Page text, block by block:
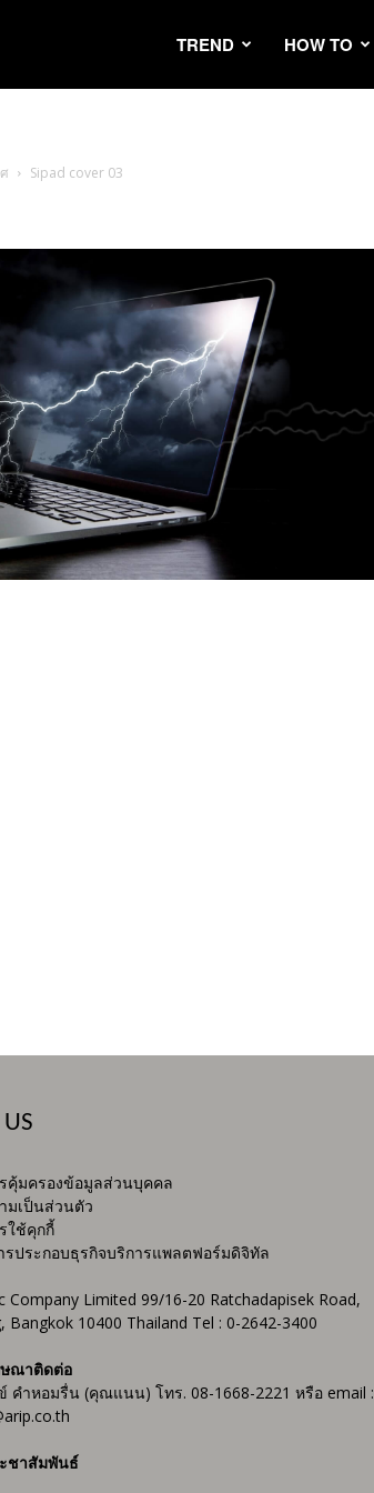
TREND HOW TO
Sipad cover 03
คุ้มครองข้อมูลส่วนบุคคล
มเป็นส่วนตัว
ใช้คุกกี้
รประกอบธุรกิจบริการแพลตฟอร์มดิจิทัล
Company Limited 99/16-20 Ratchadapisek Road,
Bangkok 10400 Thailand Tel : 0-2642-3400
ณาติดต่อ
คำหอมรื่น (คุณแนน) โทร. 08-1668-2221 หรือ email :
ชาสัมพันธ์